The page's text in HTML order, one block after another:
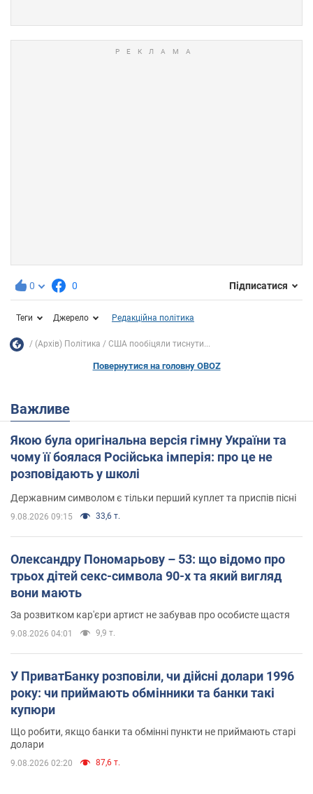
0 0 Підписатися
Теги Джерело Редакційна політика
(Архів) Політика США пообіцяли тиснути...
Повернутися на головну OBOZ
Важливе
Якою була оригінальна версія гімну України та
чому її боялася Російська імперія: про це не
розповідають у школі
Державним символом є тільки перший куплет та приспів пісні
9.08.2026 09:15 33,6 т.
Олександру Пономарьову – 53: що відомо про
трьох дітей секс-символа 90-х та який вигляд
вони мають
За розвитком кар'єри артист не забував про особисте щастя
9.08.2026 04:01 9,9 т.
У ПриватБанку розповіли, чи дійсні долари 1996
року: чи приймають обмінники та банки такі
купюри
Що робити, якщо банки та обмінні пункти не приймають старі
долари
9.08.2026 02:20 87,6 т.